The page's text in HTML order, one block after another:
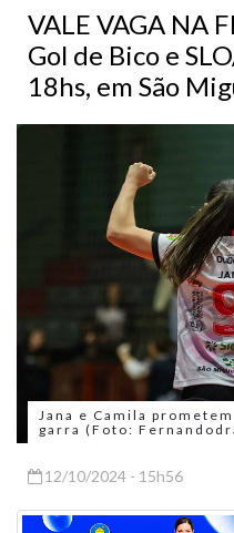
VALE VAGA NA
Gol de Bico e
18hs, em São
Jana e Camila
garra (Foto:
12/10/2024 - 15h56